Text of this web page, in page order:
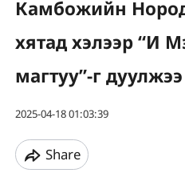
Камбожийн
хятад хэлээр “И
магтуу”-г дуулжээ
2025-04-18 01:03:39
Share